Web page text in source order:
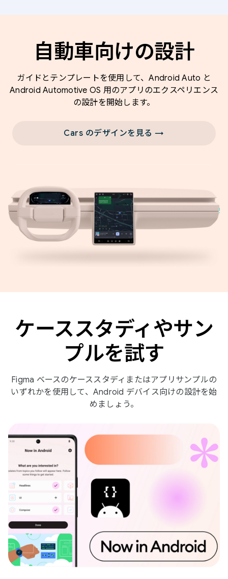
自動車向けの設計
ガイドとテンプレートを使用して、Android Auto と
Android Automotive OS 用のアプリのエクスペリエンス
の設計を開始します。
Cars のデザインを見る →
ケーススタディやサン
プルを試す
Figma ベースのケーススタディまたはアプリサンプルの
いずれかを使用して、Android デバイス向けの設計を始
めましょう。